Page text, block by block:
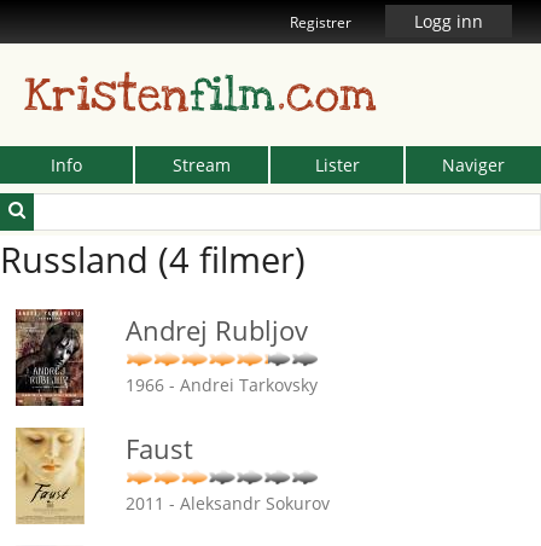
Registrer Logg inn
Kristenfilm.com
Info Stream Lister Naviger
Russland (4 filmer)
Andrej Rubljov
1966 - Andrei Tarkovsky
Faust
2011 - Aleksandr Sokurov